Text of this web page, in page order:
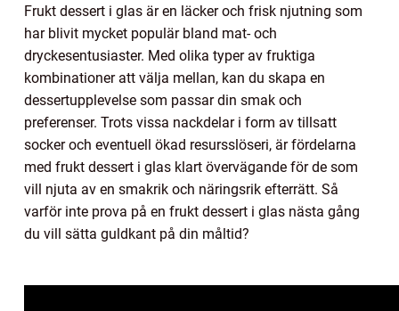
Frukt dessert i glas är en läcker och frisk njutning som
har blivit mycket populär bland mat- och
dryckesentusiaster. Med olika typer av fruktiga
kombinationer att välja mellan, kan du skapa en
dessertupplevelse som passar din smak och
preferenser. Trots vissa nackdelar i form av tillsatt
socker och eventuell ökad resursslöseri, är fördelarna
med frukt dessert i glas klart övervägande för de som
vill njuta av en smakrik och näringsrik efterrätt. Så
varför inte prova på en frukt dessert i glas nästa gång
du vill sätta guldkant på din måltid?